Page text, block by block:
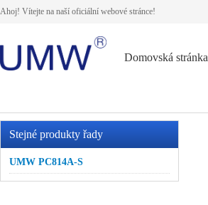
Ahoj! Vítejte na naší oficiální webové stránce!
Domovská stránka
Stejné produkty řady
UMW PC814A-S